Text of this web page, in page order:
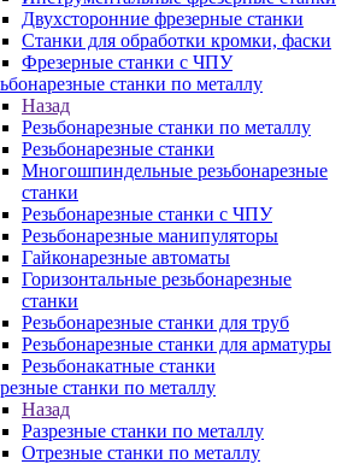
Двухсторонние фрезерные станки
Станки для обработки кромки, фаски
Фрезерные станки с ЧПУ
станки по металлу
Назад
Резьбонарезные станки по металлу
Резьбонарезные станки
Многошпиндельные резьбонарезные
станки
Резьбонарезные станки с ЧПУ
Резьбонарезные манипуляторы
Гайконарезные автоматы
Горизонтальные резьбонарезные
станки
Резьбонарезные станки для труб
Резьбонарезные станки для арматуры
Резьбонакатные станки
станки по металлу
Назад
Разрезные станки по металлу
Отрезные станки по металлу